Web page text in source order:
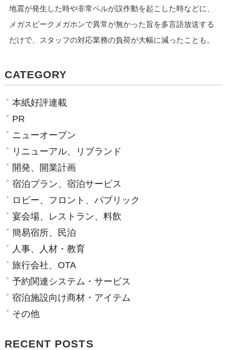
地震が発生した時や非常ベルが誤作動を起こした時などに、
メガスピークメガホンで異常が無かった旨を多言語放送する
だけで、スタッフの対応業務の負荷が大幅に減ったことも。
CATEGORY
本紙好評連載
PR
ニューオープン
リニューアル、リブランド
開発、開業計画
宿泊プラン、宿泊サービス
ロビー、フロント、パブリック
宴会場、レストラン、料飲
簡易宿所、民泊
人事、人材・教育
旅行会社、OTA
予約関連システム・サービス
宿泊施設向け商材・アイテム
その他
RECENT POSTS